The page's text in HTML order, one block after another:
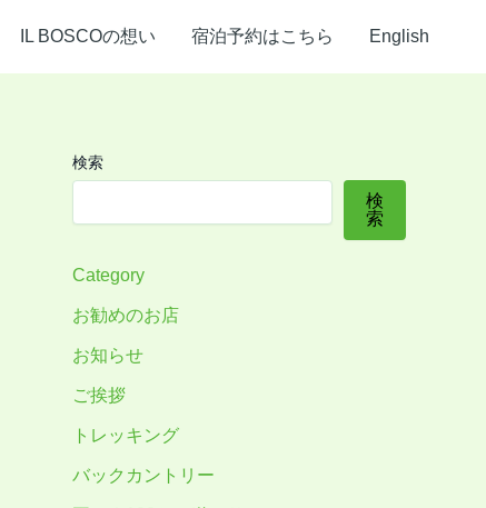
IL BOSCOの想い 宿泊予約はこちら English
検索
検
索
Category
お勧めのお店
お知らせ
ご挨拶
トレッキング
バックカントリー